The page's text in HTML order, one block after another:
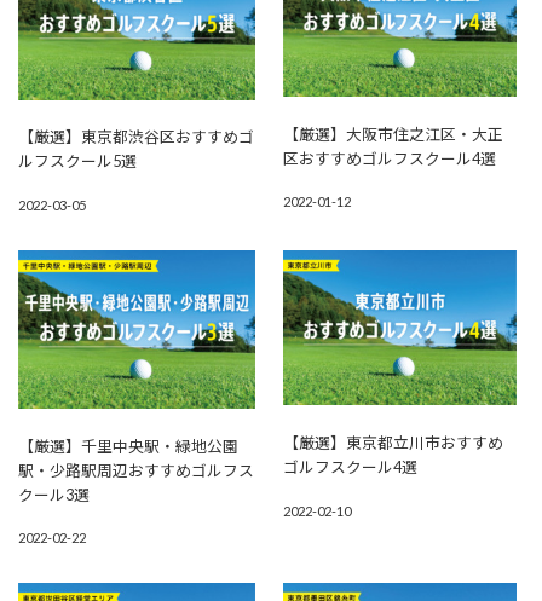
【厳選】東京都渋谷区おすすめゴ
ルフスクール5選
2022-03-05
【厳選】大阪市住之江区・大正
区おすすめゴルフスクール4選
2022-01-12
【厳選】千里中央駅・緑地公園
駅・少路駅周辺おすすめゴルフス
クール3選
2022-02-22
【厳選】東京都立川市おすすめ
ゴルフスクール4選
2022-02-10